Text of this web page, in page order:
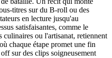
titres sur du B-roll ou des
en lecture jusqu'au
satisfaisantes, comme le
culinaires ou l'artisanat, retiennent
chaque étape promet une fin
sur des clips soigneusement